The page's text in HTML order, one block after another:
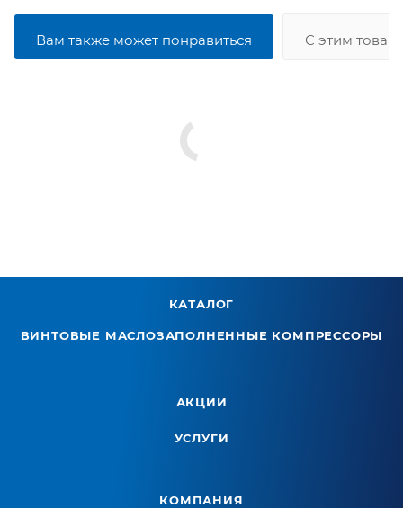
Вам также может понравиться С этим
КАТАЛОГ
ВИНТОВЫЕ МАСЛОЗАПОЛНЕННЫЕ КОМПРЕССОРЫ
АКЦИИ
УСЛУГИ
КОМПАНИЯ